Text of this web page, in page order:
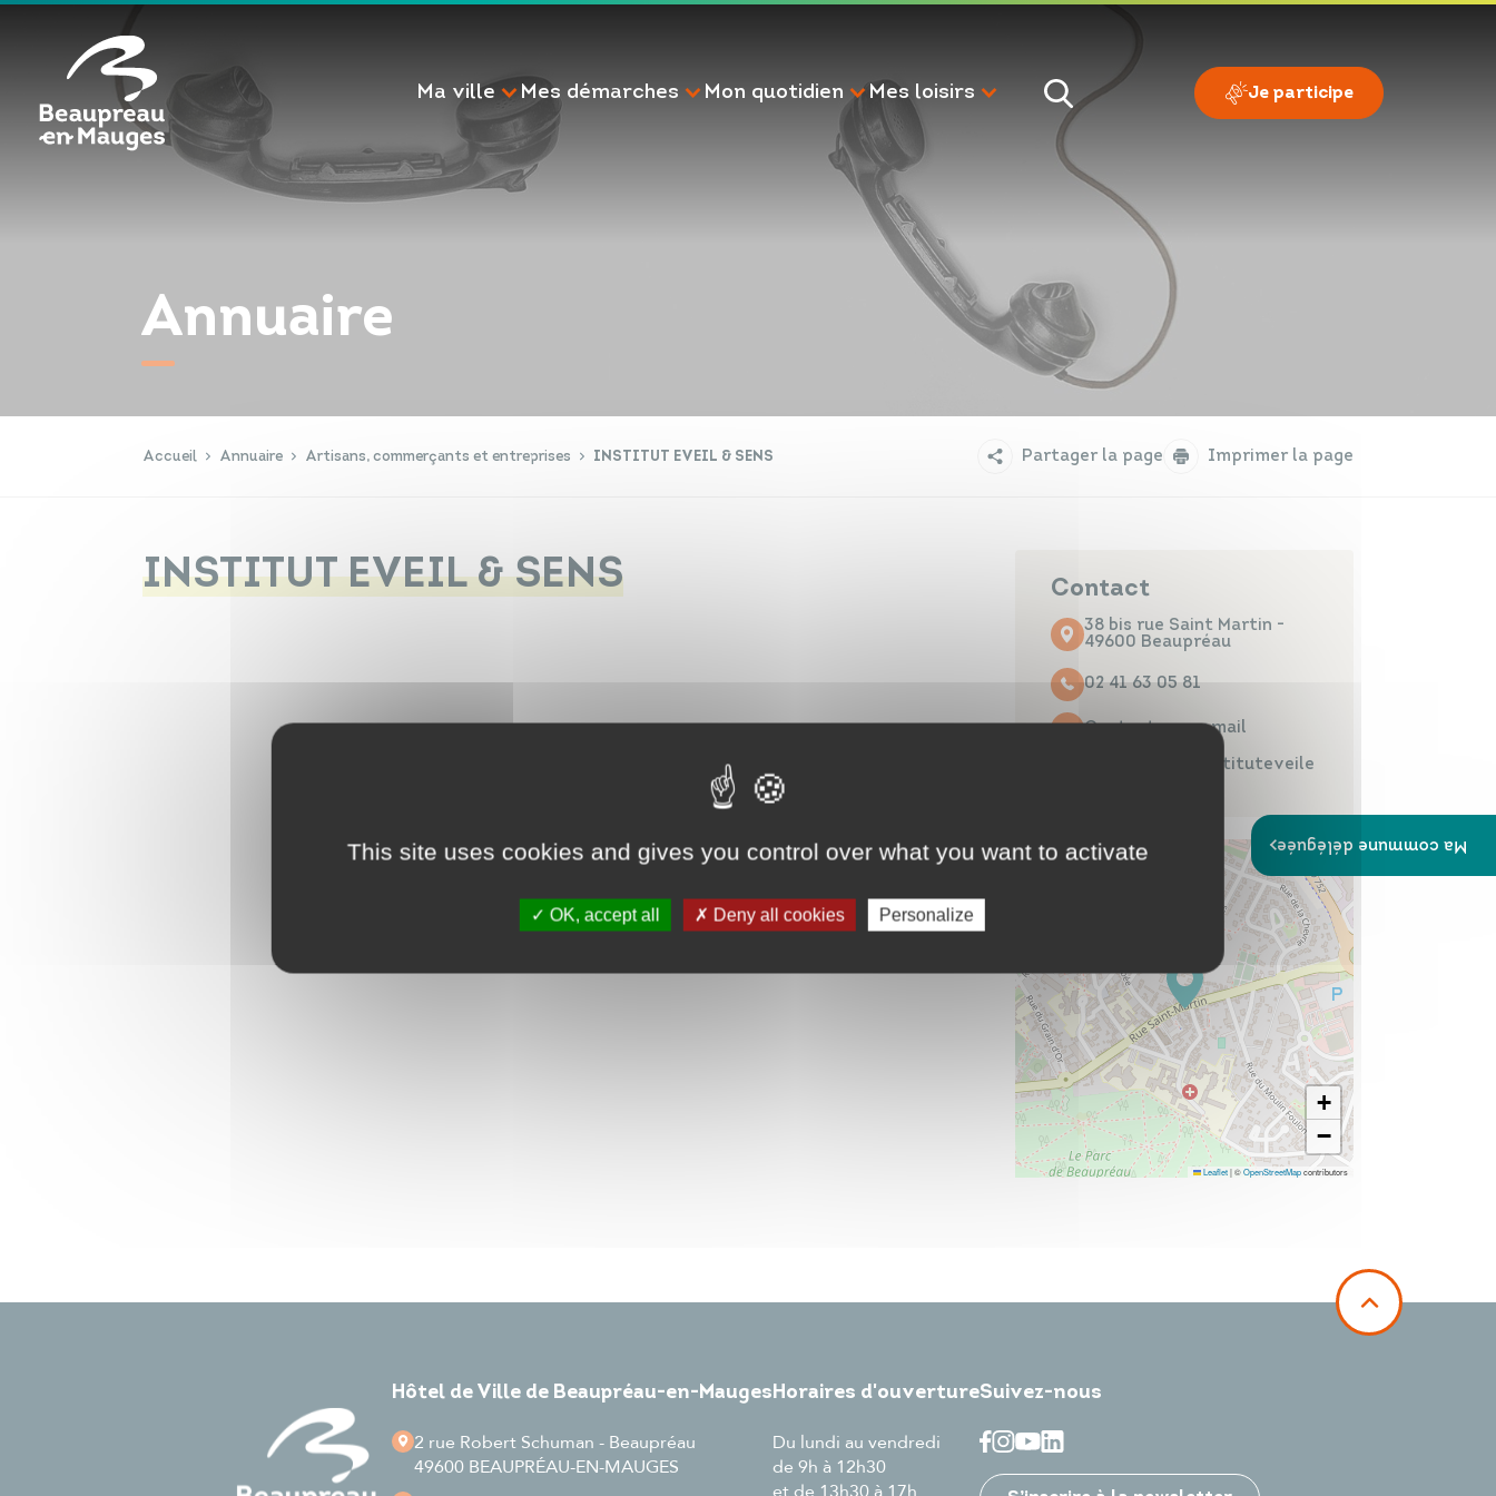
Ma ville Mes démarches Mon quotidien Mes loisirs Je participe
Annuaire
Accueil Annuaire Artisans, commerçants et entreprises INSTITUT EVEIL & SENS Partager la page Imprimer la page
INSTITUT EVEIL & SENS Contact
38 bis rue Saint Martin -
49600 Beaupréau
02 41 63 05 81
Contacter par mail
https://www.instituteveile
+
−
Leaflet|©OpenStreetMapcontributors
Hôtel de Ville de Beaupréau-en-Mauges
2 rue Robert Schuman - Beaupréau
49600 BEAUPRÉAU-EN-MAUGES
Horaires d'ouverture
Du lundi au vendredi
de 9h à 12h30
Suivez-nous
Ma commune déléguée
Infos travaux
Cookies management panel
This site uses cookies and gives you control over what you want to activate
OK, accept all Deny all cookies Personalize